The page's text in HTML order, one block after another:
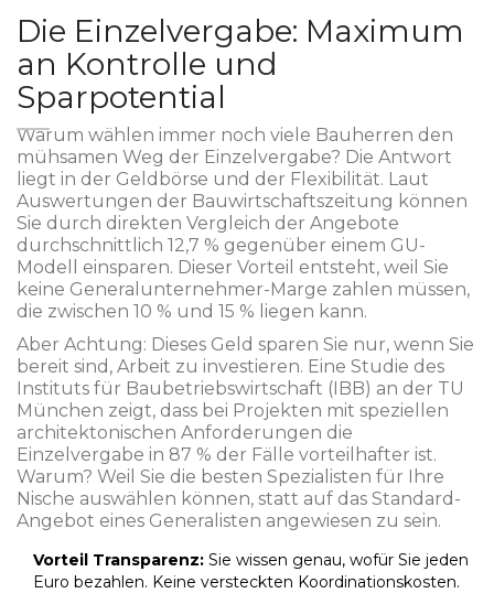
Die Einzelvergabe: Maximum
an Kontrolle und
Sparpotential
Warum wählen immer noch viele Bauherren den
mühsamen Weg der Einzelvergabe? Die Antwort
liegt in der Geldbörse und der Flexibilität. Laut
Auswertungen der Bauwirtschaftszeitung können
Sie durch direkten Vergleich der Angebote
durchschnittlich 12,7 % gegenüber einem GU-
Modell einsparen. Dieser Vorteil entsteht, weil Sie
keine Generalunternehmer-Marge zahlen müssen,
die zwischen 10 % und 15 % liegen kann.
Aber Achtung: Dieses Geld sparen Sie nur, wenn Sie
bereit sind, Arbeit zu investieren. Eine Studie des
Instituts für Baubetriebswirtschaft (IBB) an der TU
München zeigt, dass bei Projekten mit speziellen
architektonischen Anforderungen die
Einzelvergabe in 87 % der Fälle vorteilhafter ist.
Warum? Weil Sie die besten Spezialisten für Ihre
Nische auswählen können, statt auf das Standard-
Angebot eines Generalisten angewiesen zu sein.
Vorteil Transparenz: Sie wissen genau, wofür Sie jeden
Euro bezahlen. Keine versteckten Koordinationskosten.